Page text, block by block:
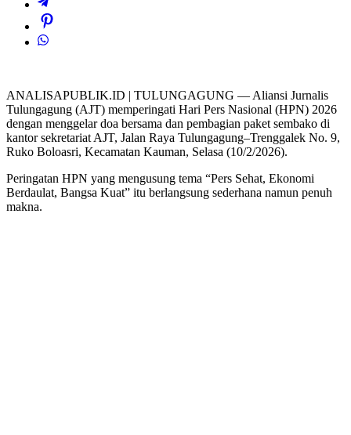
ANALISAPUBLIK.ID | TULUNGAGUNG — Aliansi Jurnalis
Tulungagung (AJT) memperingati Hari Pers Nasional (HPN) 2026
dengan menggelar doa bersama dan pembagian paket sembako di
kantor sekretariat AJT, Jalan Raya Tulungagung–Trenggalek No. 9,
Ruko Boloasri, Kecamatan Kauman, Selasa (10/2/2026).
Peringatan HPN yang mengusung tema “Pers Sehat, Ekonomi
Berdaulat, Bangsa Kuat” itu berlangsung sederhana namun penuh
makna.